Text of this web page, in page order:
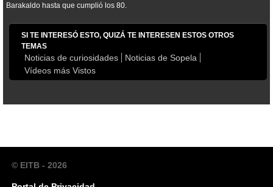
Barakaldo hasta que cumplió los 80.
SI TE INTERESÓ ESTO, QUIZÁ TE INTERESEN ESTOS OTROS
TEMAS
Noticias de curiosidades
Noticias de Sopela
Vídeos más Vistos
© EITB - 2026